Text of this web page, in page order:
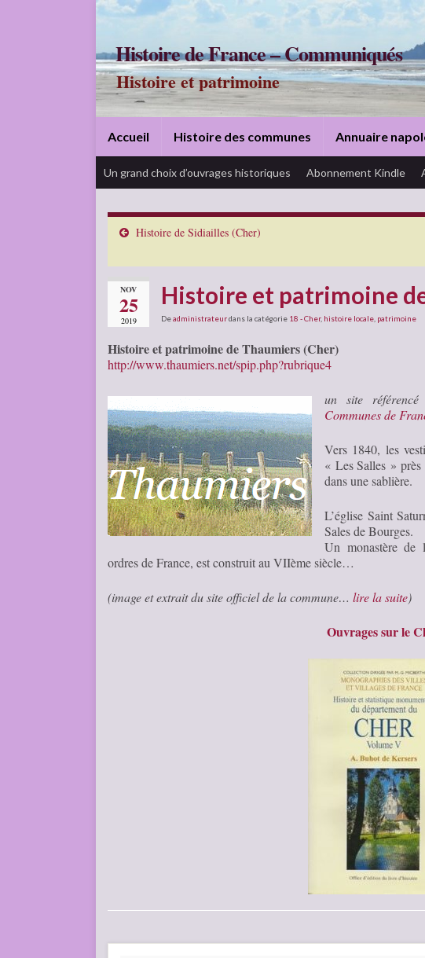
Histoire de France – Communiqués
Histoire et patrimoine
Accueil Histoire des communes Annuaire
Un grand choix d’ouvrages historiques Abonnement Kindle
Histoire de Sidiailles (Cher)
NOV
25
2019
Histoire et patrimoine
Deadministrateurdans la catégorie 18 - Cher, histoire locale patrimoine
Histoire et patrimoine de Thaumiers (Cher)
http://www.thaumiers.net/spip.php?rubrique4
un site
Communes de
Vers 1840, les
« Les Salles »
dans une sablière.
L’église Saint
Sales de Bourges.
Un monastère de
ordres de France, est construit au VIIème siècle…
(image et extrait du site officiel de la commune… lire la suite)
Ouvrages sur le